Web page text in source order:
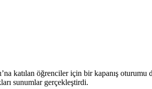
katılan öğrenciler için bir kapanış
sunumlar gerçekleştirdi.